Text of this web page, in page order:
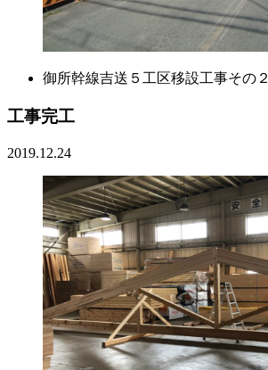
御所幹線吉送５工区移設工事その２
工事完工
2019.12.24